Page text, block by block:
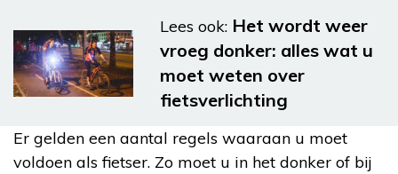
Lees ook: Het wordt weer
vroeg donker: alles wat u
moet weten over
fietsverlichting
Er gelden een aantal regels waaraan u moet
voldoen als fietser. Zo moet u in het donker of bij